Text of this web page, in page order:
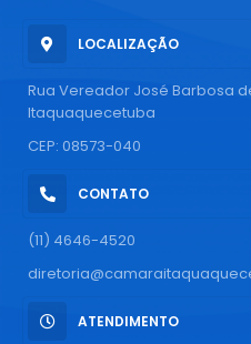
LOCALIZAÇÃO
Rua Vereador José Barbosa
Itaquaquecetuba
CEP: 08573-040
CONTATO
(11) 4646-4520
ATENDIMENTO